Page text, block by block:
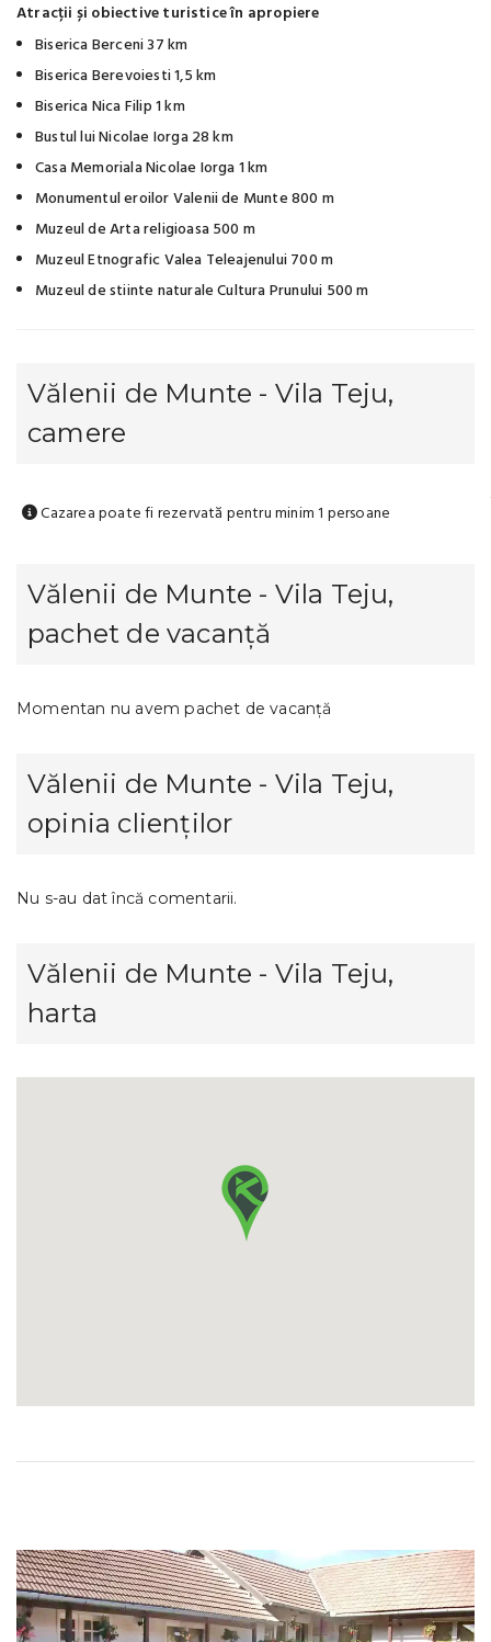
Atracții și obiective turistice în apropiere
Biserica Berceni 37 km
Biserica Berevoiesti 1,5 km
Biserica Nica Filip 1 km
Bustul lui Nicolae Iorga 28 km
Casa Memoriala Nicolae Iorga 1 km
Monumentul eroilor Valenii de Munte 800 m
Muzeul de Arta religioasa 500 m
Muzeul Etnografic Valea Teleajenului 700 m
Muzeul de stiinte naturale Cultura Prunului 500 m
Vălenii de Munte - Vila Teju,
camere
Cazarea poate fi rezervată pentru minim 1 persoane
Vălenii de Munte - Vila Teju,
pachet de vacanță
Momentan nu avem pachet de vacanță
Vălenii de Munte - Vila Teju,
opinia clienților
Nu s-au dat încă comentarii.
Vălenii de Munte - Vila Teju,
harta